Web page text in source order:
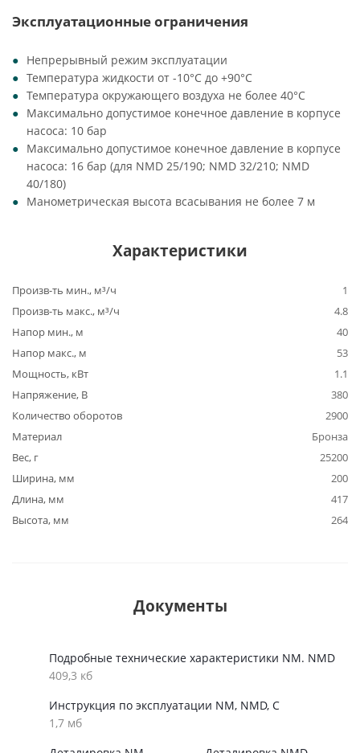
Эксплуатационные ограничения
Непрерывный режим эксплуатации
Температура жидкости от -10°C до +90°C
Температура окружающего воздуха не более 40°C
Максимально допустимое конечное давление в корпусе
насоса: 10 бар
Максимально допустимое конечное давление в корпусе
насоса: 16 бар (для NMD 25/190; NMD 32/210; NMD
40/180)
Манометрическая высота всасывания не более 7 м
Характеристики
Произв-ть мин., м³/ч
1
Произв-ть макс., м³/ч
4.8
Напор мин., м
40
Напор макс., м
53
Мощность, кВт
1.1
Напряжение, В
380
Количество оборотов
2900
Материал
Бронза
Вес, г
25200
Ширина, мм
200
Длина, мм
417
Высота, мм
264
Документы
Подробные технические характеристики NM. NMD
409,3 кб
Инструкция по эксплуатации NM, NMD, C
1,7 мб